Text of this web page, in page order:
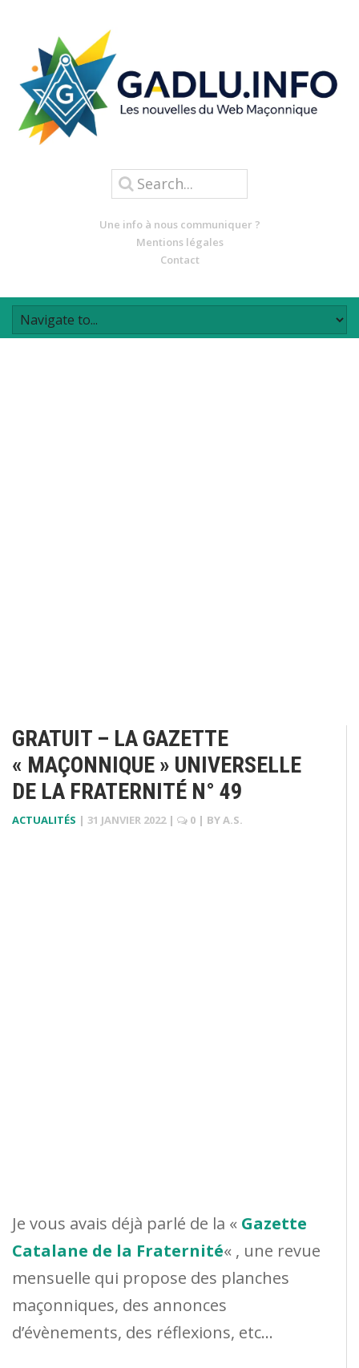
Une info à nous communiquer ?
Mentions légales
Contact
GRATUIT – LA GAZETTE
« MAÇONNIQUE » UNIVERSELLE
DE LA FRATERNITÉ N° 49
ACTUALITÉS | 31 JANVIER 2022 | 0 | BYA.S.
Je vous avais déjà parlé de la « Gazette
Catalane de la Fraternité« , une revue
mensuelle qui propose des planches
maçonniques, des annonces
d’évènements, des réflexions, etc…